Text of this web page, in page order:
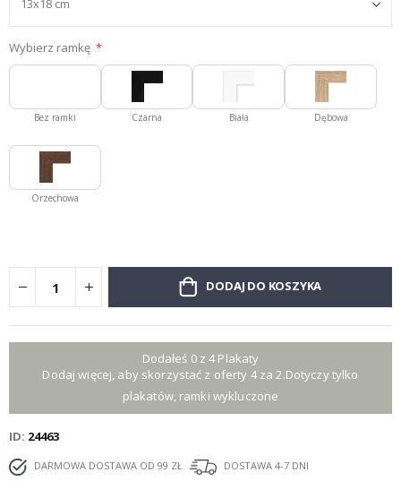
Wybierz ramkę
Bez ramki Czarna Biała Dębowa
Orzechowa
DODAJ DO KOSZYKA
Dodałeś 0 z 4 Plakaty
Dodaj więcej, aby skorzystać z oferty 4 za 2.Dotyczy tylko
plakatów, ramki wykluczone
ID 24463
DARMOWA DOSTAWA OD 99 ZŁ
DOSTAWA 4-7 DNI